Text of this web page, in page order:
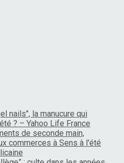
nails", la manucure qui
? – Yahoo Life France
de seconde main,
commerces à Sens à l'été